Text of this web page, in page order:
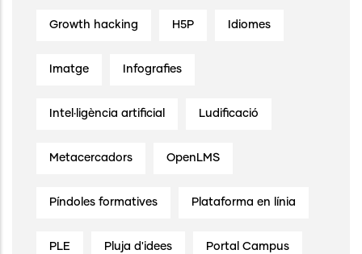
Growth hacking H5P Idiomes
Imatge Infografies
Intel·ligència artificial Ludificació
Metacercadors OpenLMS
Píndoles formatives Plataforma en línia
PLE Pluja d'idees Portal Campus